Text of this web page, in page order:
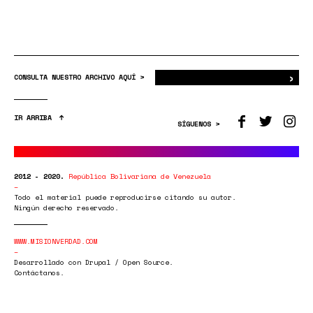
CONSULTA NUESTRO ARCHIVO AQUÍ > ›
IR ARRIBA
SÍGUENOS >
2012 - 2020. República Bolivariana de Venezuela
Todo el material puede reproducirse citando su autor.
Ningún derecho reservado.
WWW.MISIONVERDAD.COM
Desarrollado con Drupal / Open Source.
Contáctanos.